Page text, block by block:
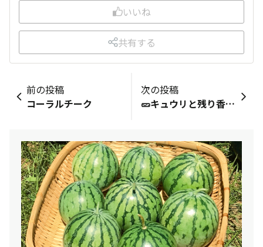
いいね
共有する
前の投稿
コーラルチーク
次の投稿
🥒キュウリと残り香味野菜の炒め物🥒 バリうま